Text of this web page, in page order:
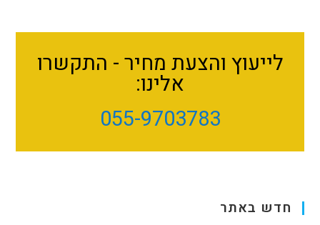
לייעוץ והצעת מחיר - התקשרו
אלינו:
055-9703783
חדש באתר